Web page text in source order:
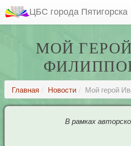
ЦБС города Пятигорска
МОЙ
Главная Новости Мой герой
В рамках